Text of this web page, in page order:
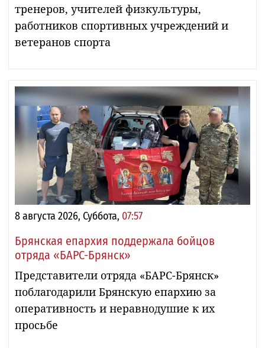
тренеров, учителей физкультуры,
работников спортивных учреждений и
ветеранов спорта
8 августа 2026, Суббота, 07:57
Брянская епархия поддержала бойцов
отряда «БАРС-Брянск»
Представители отряда «БАРС-Брянск»
поблагодарили Брянскую епархию за
оперативность и неравнодушие к их
просьбе